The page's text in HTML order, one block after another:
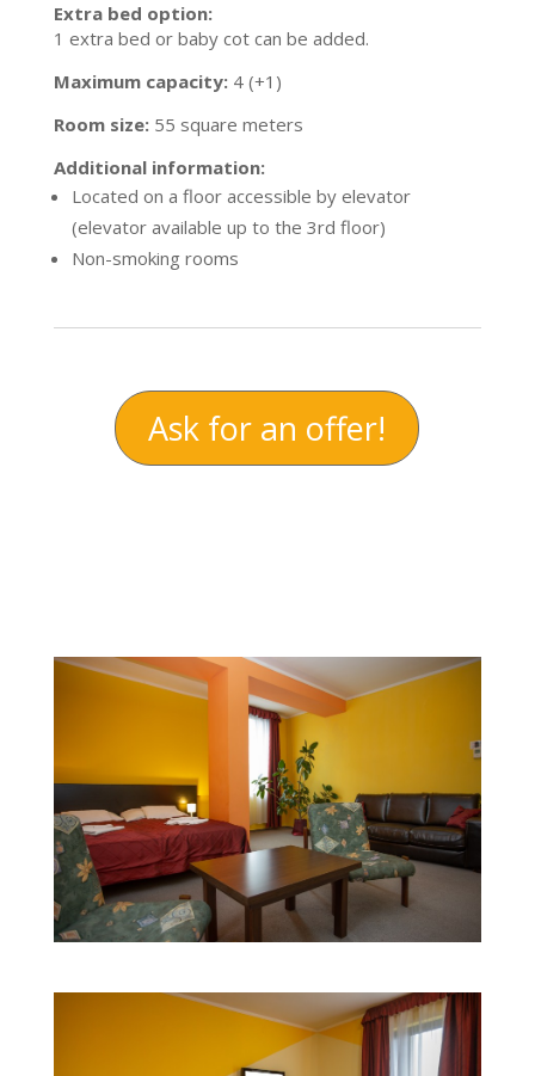
Extra bed option:
1 extra bed or baby cot can be added.
Maximum capacity:4 (+1)
Room size:55 square meters
Additional information:
Located on a floor accessible by elevator
(elevator available up to the 3rd floor)
Non-smoking rooms
Ask for an offer!